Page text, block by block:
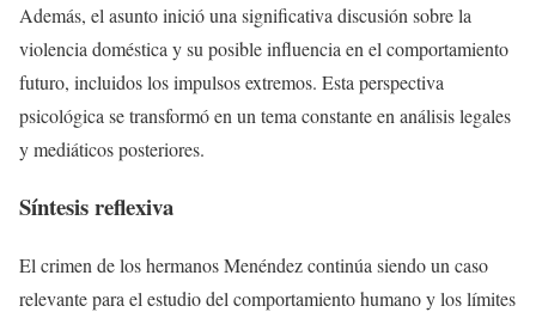
Además, el asunto inició una significativa discusión sobre la
violencia doméstica y su posible influencia en el comportamiento
futuro, incluidos los impulsos extremos. Esta perspectiva
psicológica se transformó en un tema constante en análisis legales
y mediáticos posteriores.
Síntesis reflexiva
El crimen de los hermanos Menéndez continúa siendo un caso
relevante para el estudio del comportamiento humano y los límites